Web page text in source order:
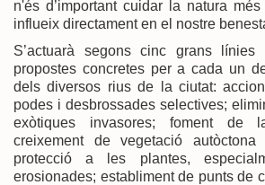
n'és d’important cuidar la natura
influeix directament en el nostre
S’actuarà segons cinc grans
propostes concretes per a cada un
dels diversos rius de la ciutat:
podes i desbrossades selectives;
exòtiques invasores; foment de
creixement de vegetació
protecció a les plantes,
erosionades; establiment de punts de